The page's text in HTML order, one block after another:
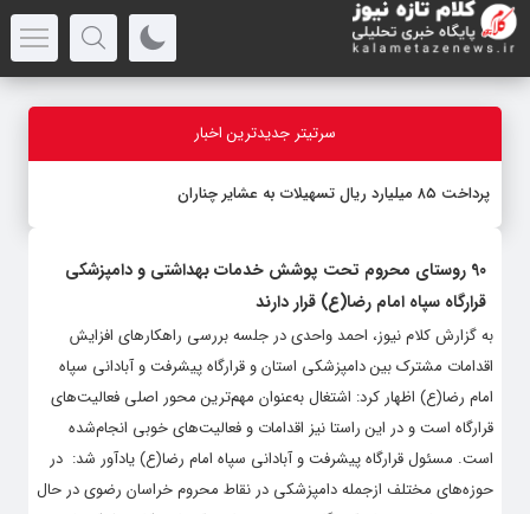
سرتیتر جدیدترین اخبار
پرداخت ۸۵ میلیارد ریال تسهیلات به عشایر چناران
90 روستای محروم تحت پوشش خدمات بهداشتی و دامپزشکی
قرارگاه سپاه امام رضا(ع) قرار دارند
به گزارش کلام نیوز، احمد واحدی در جلسه بررسی راهکارهای افزایش
اقدامات مشترک بین دامپزشکی استان و قرارگاه پیشرفت و آبادانی سپاه
امام رضا(ع) اظهار کرد: اشتغال به‌عنوان مهم‌ترین محور اصلی فعالیت‌های
قرارگاه است و در این راستا نیز اقدامات و فعالیت‌های خوبی انجام‌شده
است. مسئول قرارگاه پیشرفت و آبادانی سپاه امام رضا(ع) یادآور شد: در
حوزه‌های مختلف ازجمله دامپزشکی در نقاط محروم خراسان رضوی در حال